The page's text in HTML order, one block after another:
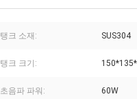
탱크 소재: SUS304
탱크 크기:
초음파 파워: 60W